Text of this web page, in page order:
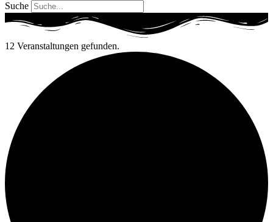
Suche
12 Veranstaltungen gefunden.